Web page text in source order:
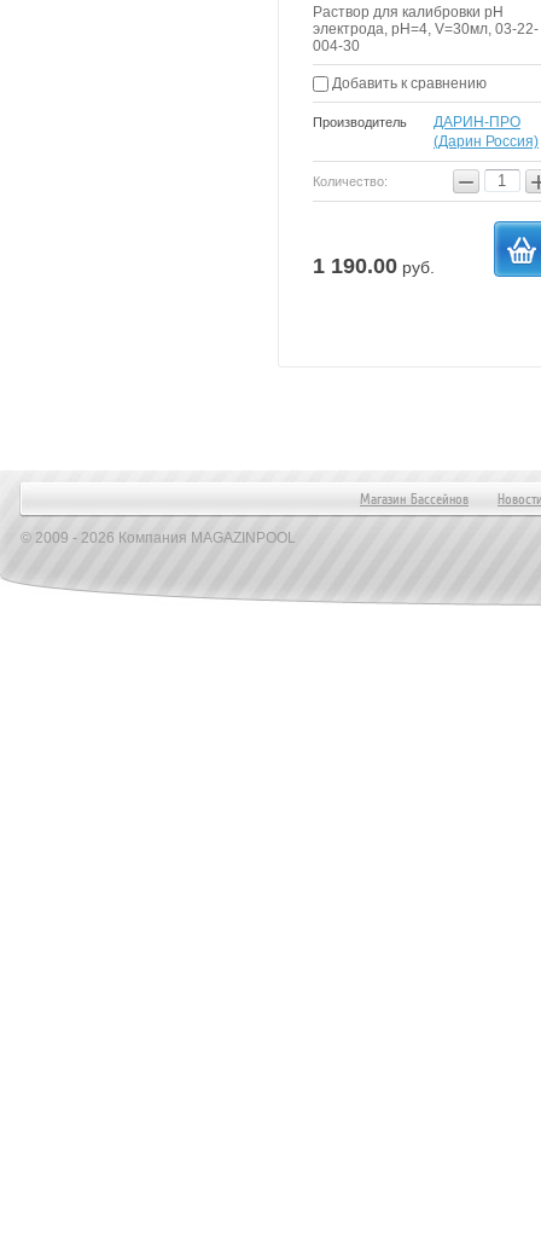
Раствор для калибровки рН
электрода, рН=4, V=30мл, 03-22-
004-30
Добавить к сравнению
Производитель
ДАРИН-ПРО
(Дарин Россия)
Количество: −
1 190.00 руб.
Магазин Бассейнов
© 2009 - 2026 Компания MAGAZINPOOL